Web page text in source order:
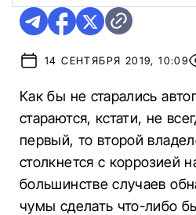
14 СЕНТЯБРЯ 2019, 10:09
Как бы не старались
стараются, кстати, не
первый, то второй
столкнется с коррозией
большинстве случаев
чумы сделать что-либо